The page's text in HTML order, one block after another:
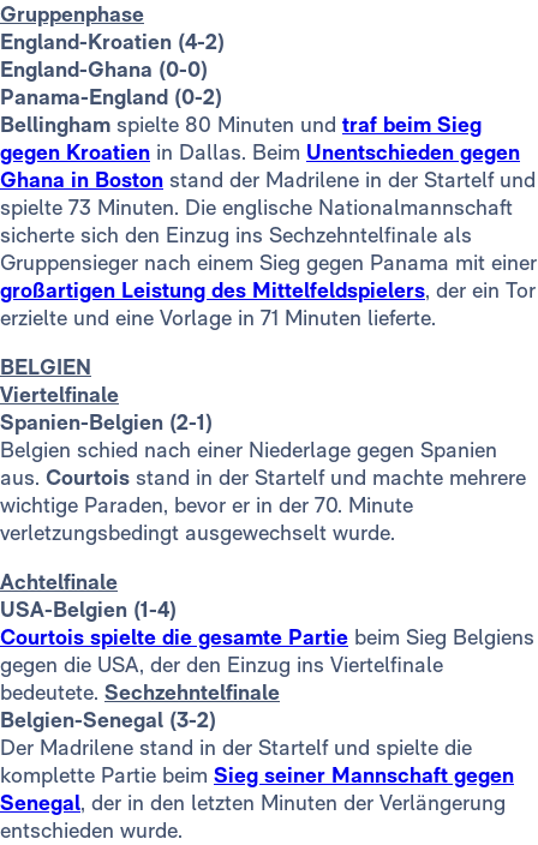
Gruppenphase
England-Kroatien (4-2)
England-Ghana (0-0)
Panama-England (0-2)
Bellingham spielte 80 Minuten und traf beim Sieg
gegen Kroatien in Dallas. Beim Unentschieden gegen
Ghana in Boston stand der Madrilene in der Startelf und
spielte 73 Minuten. Die englische Nationalmannschaft
sicherte sich den Einzug ins Sechzehntelfinale als
Gruppensieger nach einem Sieg gegen Panama mit einer
großartigen Leistung des Mittelfeldspielers, der ein Tor
erzielte und eine Vorlage in 71 Minuten lieferte.
BELGIEN
Viertelfinale
Spanien-Belgien (2-1)
Belgien schied nach einer Niederlage gegen Spanien
aus. Courtois stand in der Startelf und machte mehrere
wichtige Paraden, bevor er in der 70. Minute
verletzungsbedingt ausgewechselt wurde.
Achtelfinale
USA-Belgien (1-4)
Courtois spielte die gesamte Partie beim Sieg Belgiens
gegen die USA, der den Einzug ins Viertelfinale
bedeutete. Sechzehntelfinale
Belgien-Senegal (3-2)
Der Madrilene stand in der Startelf und spielte die
komplette Partie beim Sieg seiner Mannschaft gegen
Senegal, der in den letzten Minuten der Verlängerung
entschieden wurde.